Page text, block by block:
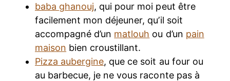
baba ghanouj, qui pour moi peut être
facilement mon déjeuner, qu’il soit
accompagné d’un matlouh ou d’un pain
maison bien croustillant.
Pizza aubergine, que ce soit au four ou
au barbecue, je ne vous raconte pas à